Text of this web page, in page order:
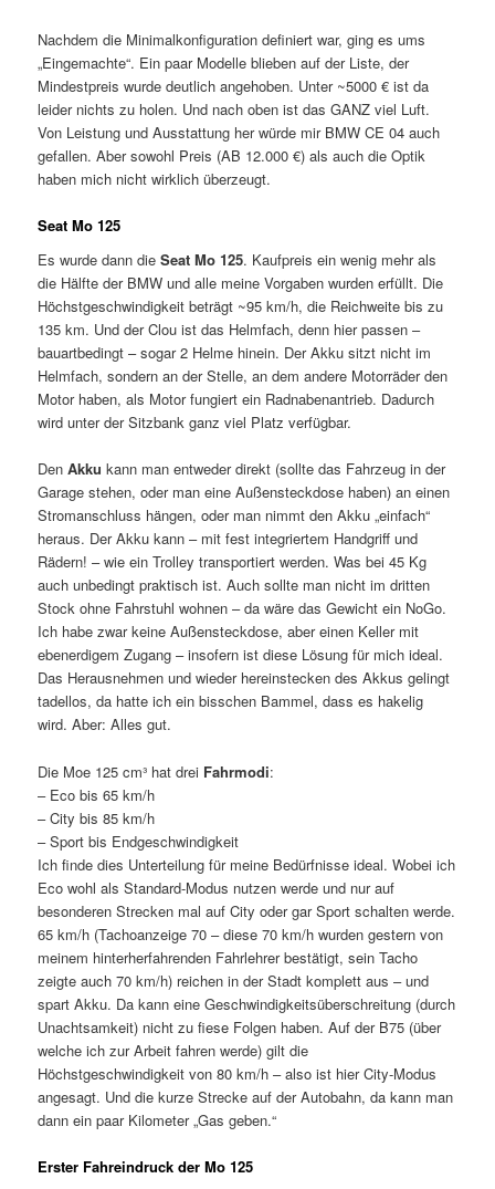
Nachdem die Minimalkonfiguration definiert war, ging es ums
„Eingemachte“. Ein paar Modelle blieben auf der Liste, der
Mindestpreis wurde deutlich angehoben. Unter ~5000 € ist da
leider nichts zu holen. Und nach oben ist das GANZ viel Luft.
Von Leistung und Ausstattung her würde mir BMW CE 04 auch
gefallen. Aber sowohl Preis (AB 12.000 €) als auch die Optik
haben mich nicht wirklich überzeugt.
Seat Mo 125
Es wurde dann dieSeat Mo 125. Kaufpreis ein wenig mehr als
die Hälfte der BMW und alle meine Vorgaben wurden erfüllt. Die
Höchstgeschwindigkeit beträgt ~95 km/h, die Reichweite bis zu
135 km. Und der Clou ist das Helmfach, denn hier passen –
bauartbedingt – sogar 2 Helme hinein. Der Akku sitzt nicht im
Helmfach, sondern an der Stelle, an dem andere Motorräder den
Motor haben, als Motor fungiert ein Radnabenantrieb. Dadurch
wird unter der Sitzbank ganz viel Platz verfügbar.
DenAkkukann man entweder direkt (sollte das Fahrzeug in der
Garage stehen, oder man eine Außensteckdose haben) an einen
Stromanschluss hängen, oder man nimmt den Akku „einfach“
heraus. Der Akku kann – mit fest integriertem Handgriff und
Rädern! – wie ein Trolley transportiert werden. Was bei 45 Kg
auch unbedingt praktisch ist. Auch sollte man nicht im dritten
Stock ohne Fahrstuhl wohnen – da wäre das Gewicht ein NoGo.
Ich habe zwar keine Außensteckdose, aber einen Keller mit
ebenerdigem Zugang – insofern ist diese Lösung für mich ideal.
Das Herausnehmen und wieder hereinstecken des Akkus gelingt
tadellos, da hatte ich ein bisschen Bammel, dass es hakelig
wird. Aber: Alles gut.
Die Moe 125 cm³ hat drei Fahrmodi:
– Eco bis 65 km/h
– City bis 85 km/h
– Sport bis Endgeschwindigkeit
Ich finde dies Unterteilung für meine Bedürfnisse ideal. Wobei ich
Eco wohl als Standard-Modus nutzen werde und nur auf
besonderen Strecken mal auf City oder gar Sport schalten werde.
65 km/h (Tachoanzeige 70 – diese 70 km/h wurden gestern von
meinem hinterherfahrenden Fahrlehrer bestätigt, sein Tacho
zeigte auch 70 km/h) reichen in der Stadt komplett aus – und
spart Akku. Da kann eine Geschwindigkeitsüberschreitung (durch
Unachtsamkeit) nicht zu fiese Folgen haben. Auf der B75 (über
welche ich zur Arbeit fahren werde) gilt die
Höchstgeschwindigkeit von 80 km/h – also ist hier City-Modus
angesagt. Und die kurze Strecke auf der Autobahn, da kann man
dann ein paar Kilometer „Gas geben.“
Erster Fahreindruck der Mo 125